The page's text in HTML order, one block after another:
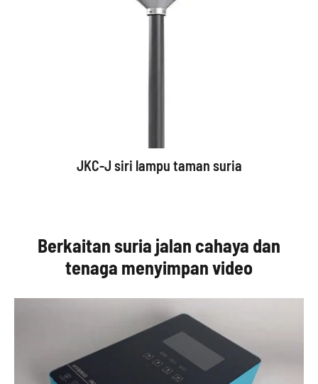
JKC-J siri lampu taman suria
Berkaitan suria jalan cahaya dan
tenaga menyimpan video